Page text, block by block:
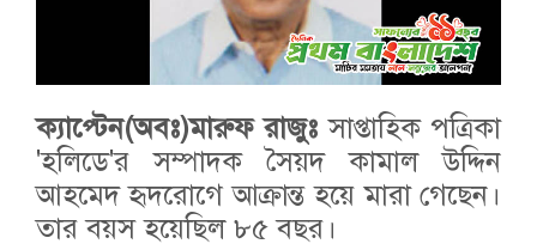
ক্যাপ্টেন(অবঃ)মারুফ রাজুঃ সাপ্তাহিক পত্রিকা
'হলিডে'র সম্পাদক সৈয়দ কামাল উদ্দিন
আহমেদ হৃদরোগে আক্রান্ত হয়ে মারা গেছেন।
তার বয়স হয়েছিল ৮৫ বছর।